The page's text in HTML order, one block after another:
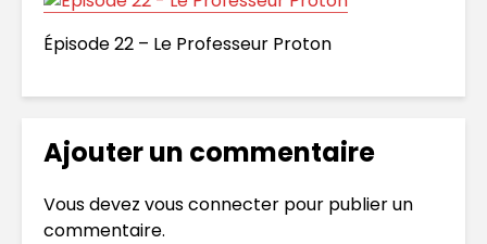
Épisode 22 – Le Professeur Proton
Ajouter un commentaire
Vous devez vous connecter pour publier un
commentaire.